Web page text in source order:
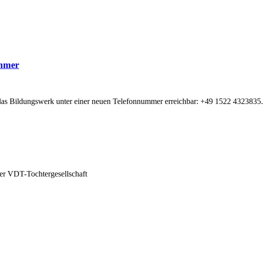
Bildungswerk unter einer neuen Telefonnummer erreichbar: +49 1522 4323835.
VDT-Tochtergesellschaft